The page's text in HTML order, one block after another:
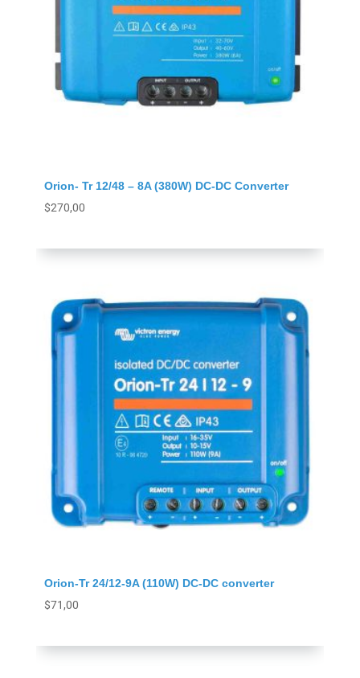
Orion- Tr 12/48 – 8A (380W) DC-DC Converter
$270,00
Orion-Tr 24/12-9A (110W) DC-DC converter
$71,00